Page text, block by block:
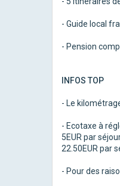
- Guide local
- Pension
INFOS TOP
- Le
- Ecotaxe à
5EUR par
22.50EUR par
- Pour des